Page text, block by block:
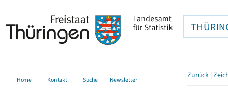
Home Kontakt Suche Newsletter Zurück |